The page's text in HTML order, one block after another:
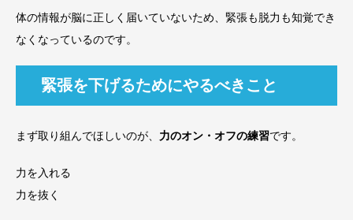
体の情報が脳に正しく届いていないため、緊張も脱力も知覚でき
なくなっているのです。
緊張を下げるためにやるべきこと
まず取り組んでほしいのが、 力のオン・オフの練習です。
力を入れる
力を抜く